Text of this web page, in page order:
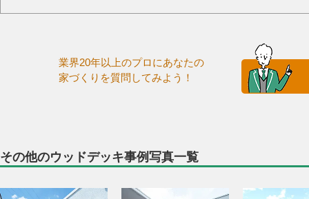
業界20年以上のプロにあなたの
家づくりを質問してみよう！
その他のウッドデッキ事例写真一覧